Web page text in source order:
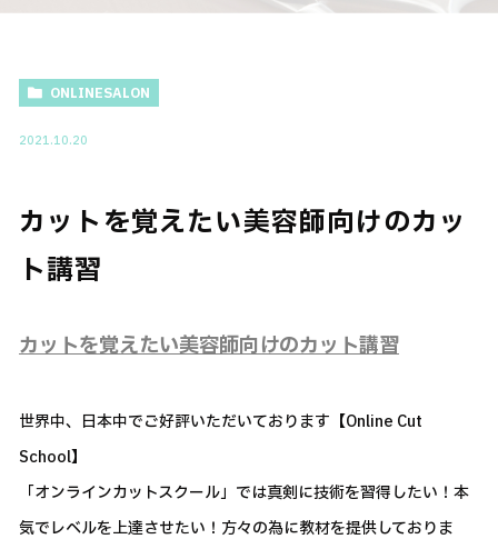
ONLINESALON
2021.10.20
カットを覚えたい美容師向けのカッ
ト講習
カットを覚えたい美容師向けのカット講習
世界中、日本中でご好評いただいております【Online Cut
School】
「オンラインカットスクール」では真剣に技術を習得したい！本
気でレベルを上達させたい！方々の為に教材を提供しておりま